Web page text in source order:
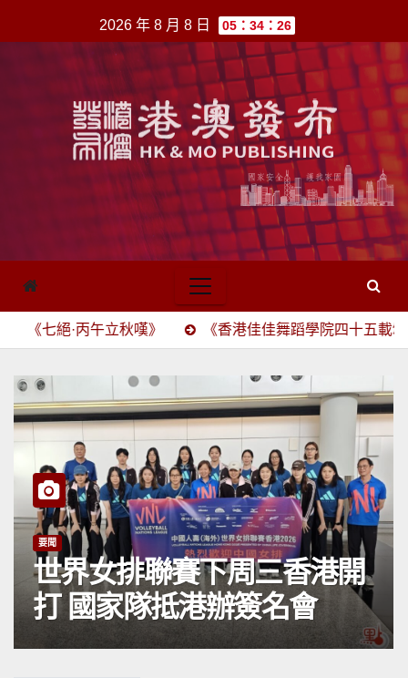
至
2026 年 8 月 8 日 05：34：26
午立秋嘆》 《香港佳佳舞蹈學院四十五載頌》(四六駢賦)
要聞
世界女排聯賽下周三香港開
打 國家隊抵港辦簽名會